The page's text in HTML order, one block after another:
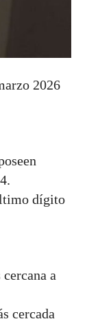
2026
dígito
a
cercada